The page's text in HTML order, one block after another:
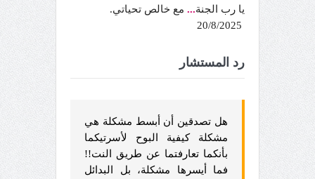
يا رب الجنة... مع خالص تحياتي.
رد المستشار
هل تصدقين أن أبسط مشكلة هي
مشكلة كيفية البوح لأسرتيكما
بأنكما تعارفتما عن طريق النت!!
فما أيسرها مشكلة، بل البدائل